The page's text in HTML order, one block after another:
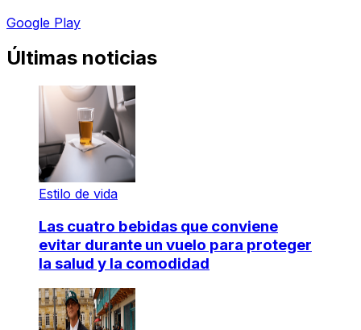
Google Play
Últimas noticias
Estilo de vida
Las cuatro bebidas que conviene
evitar durante un vuelo para proteger
la salud y la comodidad